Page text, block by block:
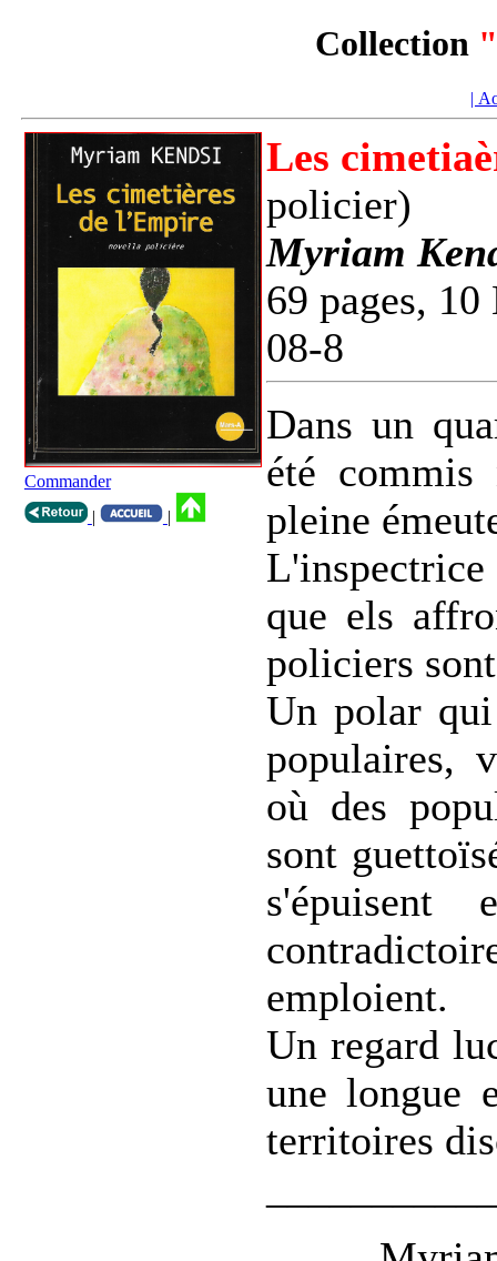
Collection
|
Commander
|
|
Les
policier)
Myriam
69 pages,
08-8
Dans un
été
pleine
que els
policiers
Un polar
populaires,
où des
sont
s'épuisent
emploient.
Un regard
une longue
territoires